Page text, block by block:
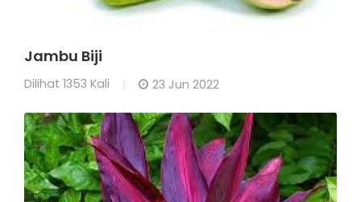
Jambu Biji
Dilihat 1353 Kali 23 Jun 2022